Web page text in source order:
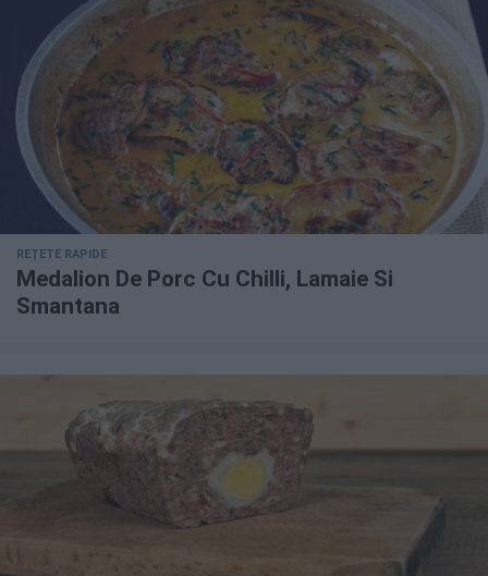
REȚETE RAPIDE
Medalion De Porc Cu Chilli, Lamaie Si
Smantana